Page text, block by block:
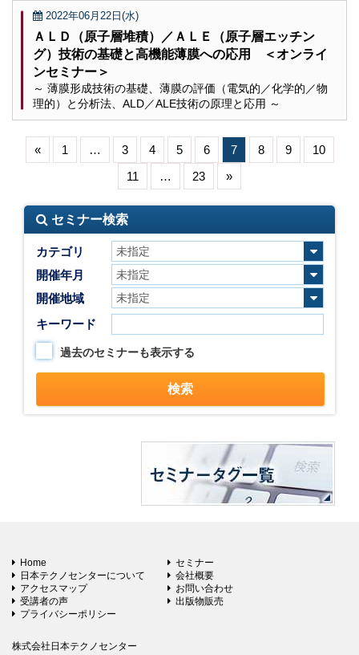
2022年06月22日(水)
ＡＬＤ（原子層堆積）／ＡＬＥ（原子層エッチン
グ）技術の基礎と高機能薄膜への応用 ＜オンライ
ンセミナー＞
～ 薄膜形成技術の基礎、薄膜の評価（電気的／化学的／物
理的）と分析法、ALD／ALE技術の原理と応用 ～
« 1 … 3 4 5 6 7 8 9
10
11
… 23 »
セミナー検索
カテゴリ
開催年月
開催地域
キーワード
過去のセミナーも表示する
Home
セミナー
日本テクノセンターについて
会社概要
アクセスマップ
お問い合わせ
受講者の声
出版物販売
プライバシーポリシー
株式会社日本テクノセンター